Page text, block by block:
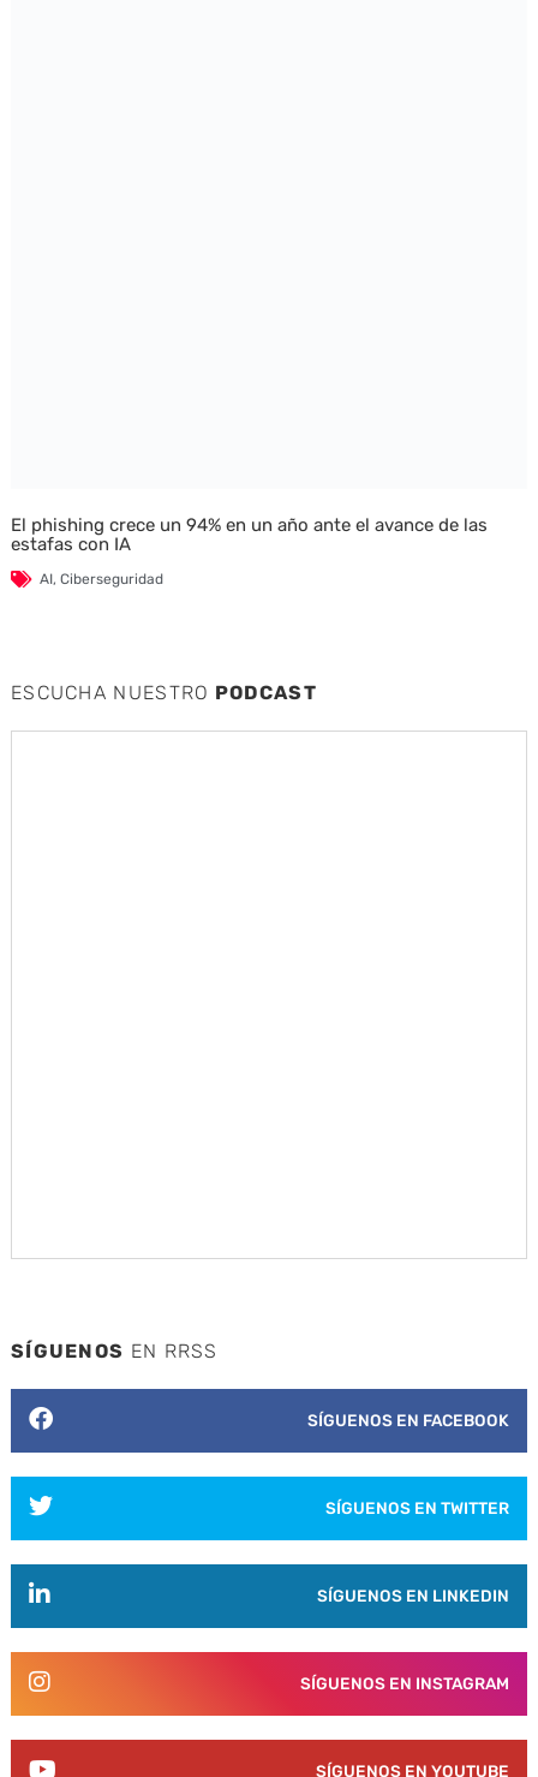
El phishing crece un 94% en un año ante el avance de las
estafas con IA
AI, Ciberseguridad
ESCUCHA NUESTRO PODCAST
SÍGUENOS EN RRSS
SÍGUENOS EN FACEBOOK
SÍGUENOS EN TWITTER
SÍGUENOS EN LINKEDIN
SÍGUENOS EN INSTAGRAM
SÍGUENOS EN YOUTUBE